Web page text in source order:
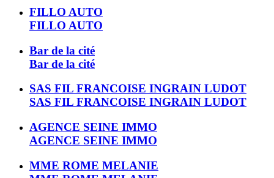
FILLO AUTO
FILLO AUTO
Bar de la cité
Bar de la cité
SAS FIL FRANCOISE INGRAIN LUDOT
SAS FIL FRANCOISE INGRAIN LUDOT
AGENCE SEINE IMMO
AGENCE SEINE IMMO
MME ROME MELANIE